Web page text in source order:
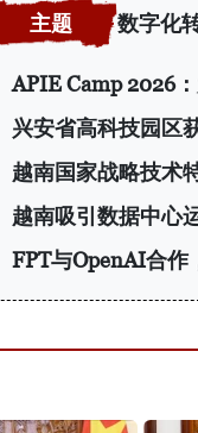
数字化
APIE Camp 2026
兴安省高科技园区
越南国家战略技术
越南吸引数据中心
FPT与OpenAI合作